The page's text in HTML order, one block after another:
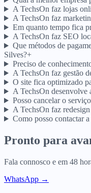
A TechsOn faz lojas
A TechsOn faz
Em quanto tempo fica
A TechsOn faz SEO
Que métodos de
Silves?+
Preciso de
A TechsOn faz gestão
O site fica optimizado
A TechsOn desenvolve
Posso cancelar o
A TechsOn faz
Como posso contactar
Pronto para
Fala connosco e em 48
WhatsApp →